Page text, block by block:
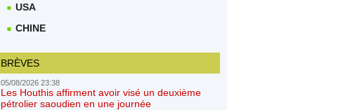
USA
CHINE
BRÈVES
05/08/2026 23:38
Les Houthis affirment avoir visé un deuxième
pétrolier saoudien en une journée